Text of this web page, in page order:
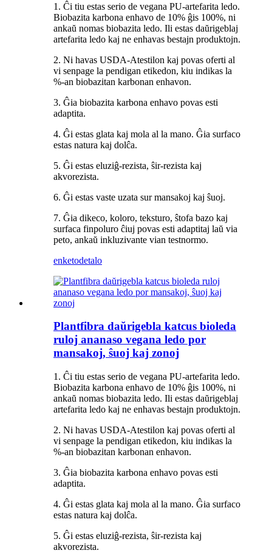
1. Ĉi tiu estas serio de vegana PU-artefarita ledo.
Biobazita karbona enhavo de 10% ĝis 100%, ni
ankaŭ nomas biobazita ledo. Ili estas daŭrigeblaj
artefarita ledo kaj ne enhavas bestajn produktojn.
2. Ni havas USDA-Atestilon kaj povas oferti al
vi senpage la pendigan etikedon, kiu indikas la
%-an biobazitan karbonan enhavon.
3. Ĝia biobazita karbona enhavo povas esti
adaptita.
4. Ĝi estas glata kaj mola al la mano. Ĝia surfaco
estas natura kaj dolĉa.
5. Ĝi estas eluziĝ-rezista, ŝir-rezista kaj
akvorezista.
6. Ĝi estas vaste uzata sur mansakoj kaj ŝuoj.
7. Ĝia dikeco, koloro, teksturo, ŝtofa bazo kaj
surfaca finpoluro ĉiuj povas esti adaptitaj laŭ via
peto, ankaŭ inkluzivante vian testnormo.
enketodetalo
Plantfibra daŭrigebla katcus bioleda
ruloj ananaso vegana ledo por
mansakoj, ŝuoj kaj zonoj
1. Ĉi tiu estas serio de vegana PU-artefarita ledo.
Biobazita karbona enhavo de 10% ĝis 100%, ni
ankaŭ nomas biobazita ledo. Ili estas daŭrigeblaj
artefarita ledo kaj ne enhavas bestajn produktojn.
2. Ni havas USDA-Atestilon kaj povas oferti al
vi senpage la pendigan etikedon, kiu indikas la
%-an biobazitan karbonan enhavon.
3. Ĝia biobazita karbona enhavo povas esti
adaptita.
4. Ĝi estas glata kaj mola al la mano. Ĝia surfaco
estas natura kaj dolĉa.
5. Ĝi estas eluziĝ-rezista, ŝir-rezista kaj
akvorezista.